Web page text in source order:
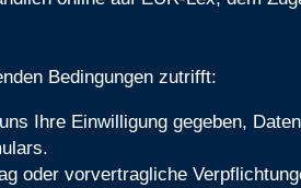
Bedingungen zutrifft:
Ihre Einwilligung gegeben,
oder vorvertragliche